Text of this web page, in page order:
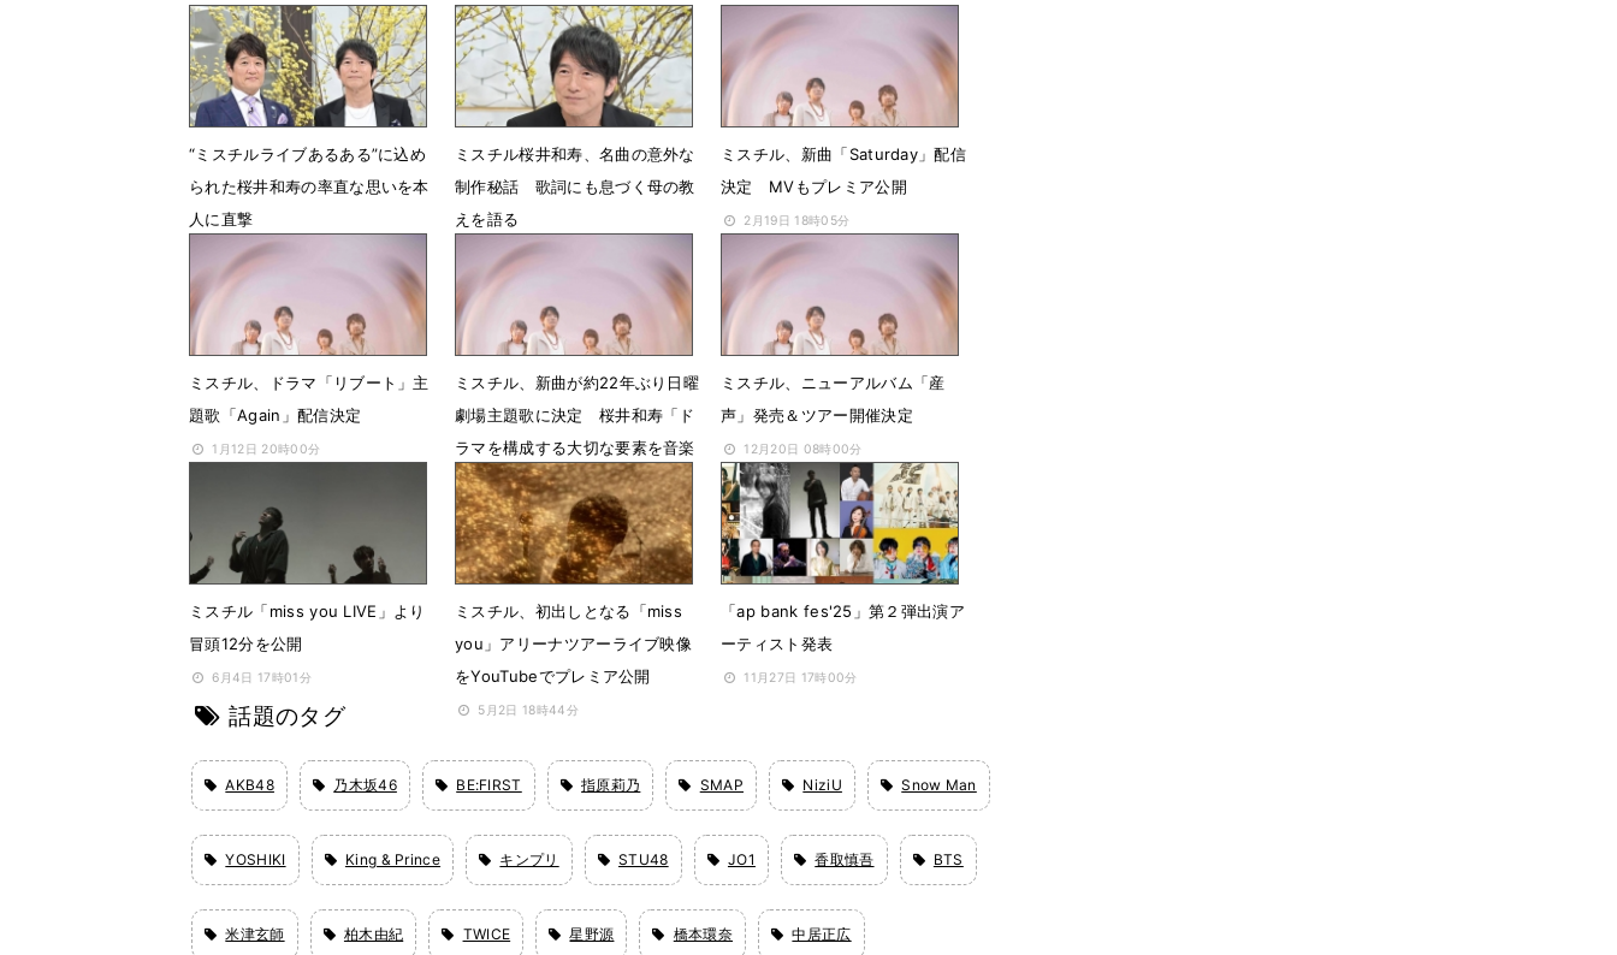
“ミスチルライブあるある”に込め
られた桜井和寿の率直な思いを本
人に直撃
3月27日 19時14分
ミスチル桜井和寿、名曲の意外な
制作秘話 歌詞にも息づく母の教
えを語る
3月20日 18時30分
ミスチル、新曲「Saturday」配信
決定 MVもプレミア公開
2月19日 18時05分
ミスチル、ドラマ「リブート」主
題歌「Again」配信決定
1月12日 20時00分
ミスチル、新曲が約22年ぶり日曜
劇場主題歌に決定 桜井和寿「ド
ラマを構成する大切な要素を音楽
で表現」
1月5日 04時01分
ミスチル、ニューアルバム「産
声」発売＆ツアー開催決定
12月20日 08時00分
ミスチル「miss you LIVE」より
冒頭12分を公開
6月4日 17時01分
ミスチル、初出しとなる「miss
you」アリーナツアーライブ映像
をYouTubeでプレミア公開
5月2日 18時44分
「ap bank fes'25」第２弾出演ア
ーティスト発表
11月27日 17時00分
話題のタグ
AKB48 乃木坂46 BE:FIRST 指原莉乃 SMAP NiziU Snow Man
YOSHIKI King & Prince キンプリ STU48 JO1 香取慎吾 BTS
米津玄師 柏木由紀 TWICE 星野源 橋本環奈 中居正広